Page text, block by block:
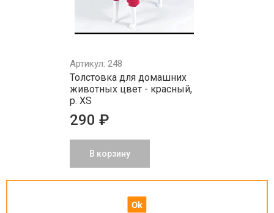
Артикул: 248
Толстовка для домашних
животных цвет - красный,
р. XS
290 ₽
В корзину